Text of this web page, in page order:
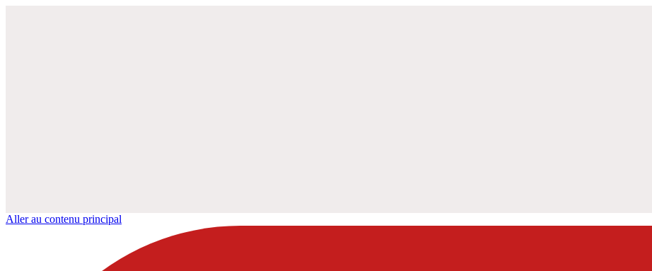
Aller au contenu principal